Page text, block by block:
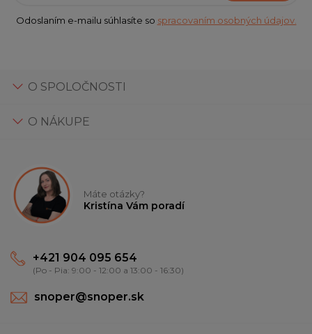
Odoslaním e-mailu súhlasíte so spracovaním osobných údajov.
O SPOLOČNOSTI
O NÁKUPE
Máte otázky?
Kristína Vám poradí
+421 904 095 654
(Po - Pia: 9:00 - 12:00 a 13:00 - 16:30)
snoper@snoper.sk